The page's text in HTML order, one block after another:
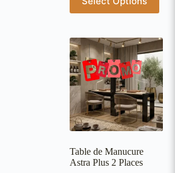
Table de Manucure
Astra Plus 2 Places